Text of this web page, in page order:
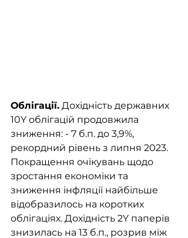
Облігації. Дохідність державних
10Y облігацій продовжила
зниження: - 7 б.п. до 3,9%,
рекордний рівень з липня 2023.
Покращення очікувань щодо
зростання економіки та
зниження інфляції найбільше
відобразилось на коротких
облігаціях. Дохідність 2Y паперів
знизилась на 13 б.п., розрив між